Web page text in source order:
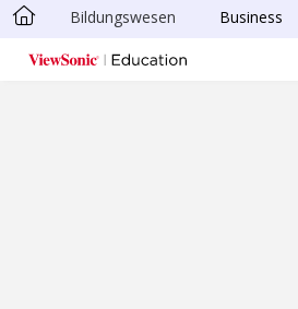
Skip to main content
Bildungswesen Business